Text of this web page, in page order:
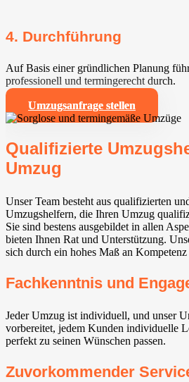
4. Durchführung
Auf Basis einer gründlichen Planung
professionell und termingerecht durch.
Umzugsanfrage stellen
Qualifizierte
Umzug
Unser Team besteht aus qualifizierten
Umzugshelfern, die Ihren Umzug
Sie sind bestens ausgebildet in allen
bieten Ihnen Rat und Unterstützung.
sich durch ein hohes Maß an
Fachkenntnis und
Jeder Umzug ist individuell, und unser
vorbereitet, jedem Kunden individuelle
perfekt zu seinen Wünschen passen.
Zuvorkommender